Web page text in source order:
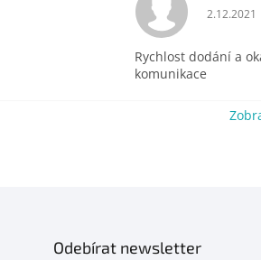
obchodu je 5 z 5 hvězdiček. 2.12.2021
Rychlost dodání a
komunikace
Odebírat newsletter